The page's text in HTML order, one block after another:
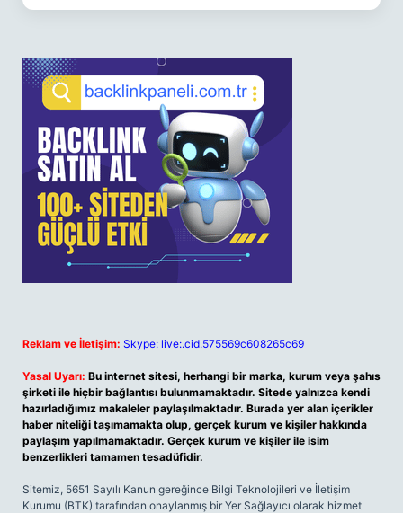
Reklam ve İletişim: Skype: live:.cid.575569c608265c69
Yasal Uyarı: Bu internet sitesi, herhangi bir marka, kurum veya şahıs
şirketi ile hiçbir bağlantısı bulunmamaktadır. Sitede yalnızca kendi
hazırladığımız makaleler paylaşılmaktadır. Burada yer alan içerikler
haber niteliği taşımamakta olup, gerçek kurum ve kişiler hakkında
paylaşım yapılmamaktadır. Gerçek kurum ve kişiler ile isim
benzerlikleri tamamen tesadüfidir.
Sitemiz, 5651 Sayılı Kanun gereğince Bilgi Teknolojileri ve İletişim
Kurumu (BTK) tarafından onaylanmış bir Yer Sağlayıcı olarak hizmet